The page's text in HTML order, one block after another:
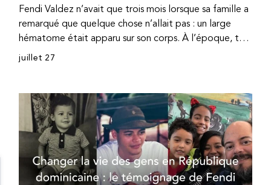
Fendi Valdez n’avait que trois mois lorsque sa famille a
remarqué que quelque chose n’allait pas : un large
hématome était apparu sur son corps. À l’époque, très
peu de professionnel·les de santé de République
correct, le traitement était encore largement
indisponible. Les concentrés de facteur étaient chers
et difficiles à se procurer. Afin que son traitement dure
plus longtemps, Fendi prenait parfois une dose
inférieure à celle prescrite. À cause de ces soins limités,
il avait fréquemment des saignements, manquait
juillet 27